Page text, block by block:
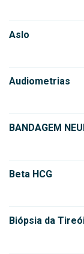
Aslo
Audiometrias
BANDAGEM
Beta HCG
Biópsia da